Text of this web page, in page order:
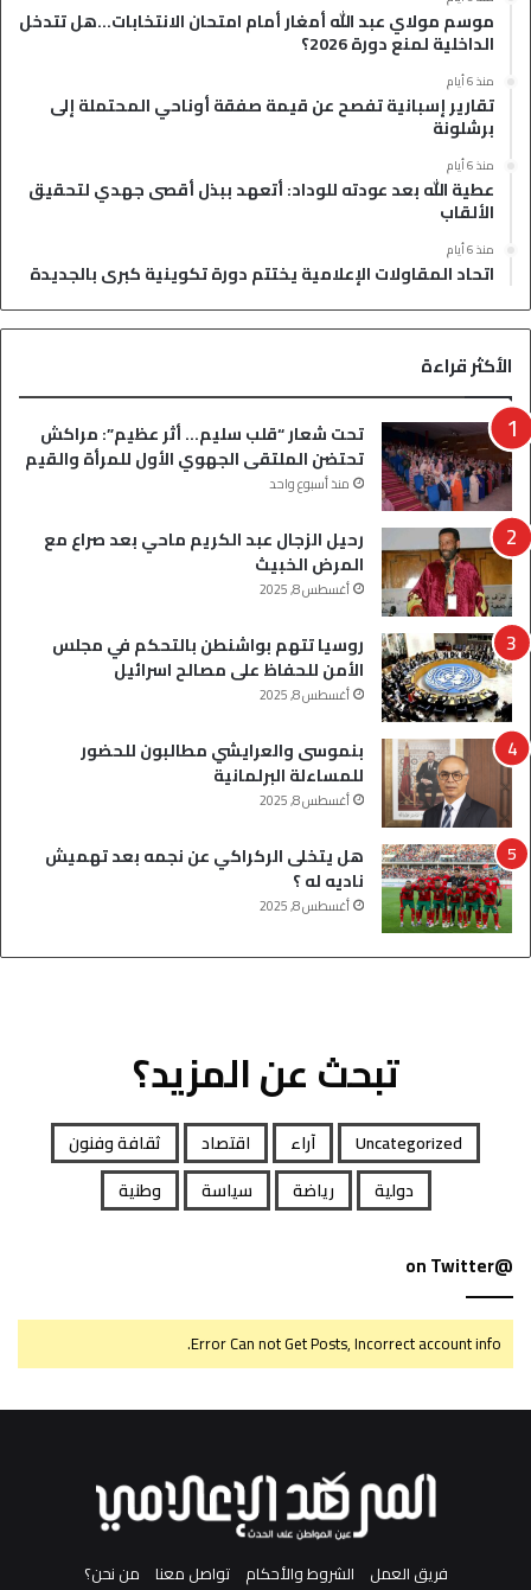
موسم مولاي عبد الله أمغار أمام امتحان الانتخابات…هل تتدخل
الداخلية لمنع دورة 2026؟
منذ 6 أيام
تقارير إسبانية تفصح عن قيمة صفقة أوناحي المحتملة إلى
برشلونة
منذ 6 أيام
عطية الله بعد عودته للوداد: أتعهد ببذل أقصى جهدي لتحقيق
الألقاب
منذ 6 أيام
اتحاد المقاولات الإعلامية يختتم دورة تكوينية كبرى بالجديدة
الأكثر قراءة
تحت شعار “قلب سليم… أثر عظيم”: مراكش
تحتضن الملتقى الجهوي الأول للمرأة والقيم
منذ أسبوع واحد
رحيل الزجال عبد الكريم ماحي بعد صراع مع
المرض الخبيث
أغسطس 8, 2025
روسيا تتهم بواشنطن بالتحكم في مجلس
الأمن للحفاظ على مصالح اسرائيل
أغسطس 8, 2025
بنموسى والعرايشي مطالبون للحضور
للمساءلة البرلمانية
أغسطس 8, 2025
هل يتخلى الركراكي عن نجمه بعد تهميش
ناديه له ؟
أغسطس 8, 2025
تبحث عن المزيد؟
Uncategorized آراء اقتصاد
ثقافة وفنون
دولية
رياضة سياسة وطنية
@on Twitter
Error Can not Get Posts, Incorrect account info.
فريق العمل الشروط والأحكام تواصل معنا من نحن؟